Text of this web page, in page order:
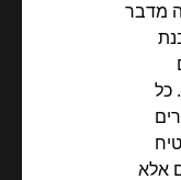
מדבר
כל
אלא